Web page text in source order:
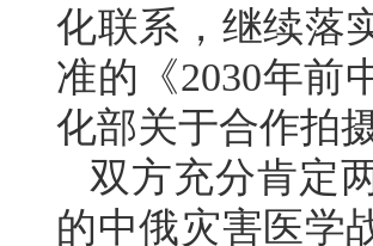
化联系，继续落
准的《2030年前
化部关于合作拍
双方充分肯定
的中俄灾害医学